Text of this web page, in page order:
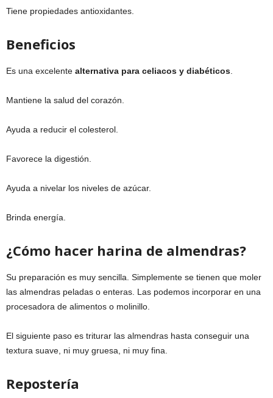
Tiene propiedades antioxidantes.
Beneficios
Es una excelente alternativa para celiacos y diabéticos
Mantiene la salud del corazón.
Ayuda a reducir el colesterol.
Favorece la digestión.
Ayuda a nivelar los niveles de azúcar.
Brinda energía.
¿Cómo hacer harina de almendras?
Su preparación es muy sencilla. Simplemente se tienen que moler
las almendras peladas o enteras. Las podemos incorporar en una
procesadora de alimentos o molinillo.
El siguiente paso es triturar las almendras hasta conseguir una
textura suave, ni muy gruesa, ni muy fina.
Repostería